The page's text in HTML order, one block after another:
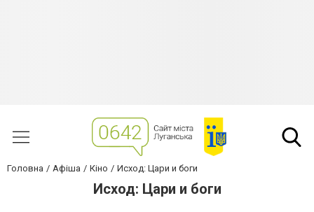
Головна Афіша Кіно Исход: Цари и боги
Исход: Цари и боги